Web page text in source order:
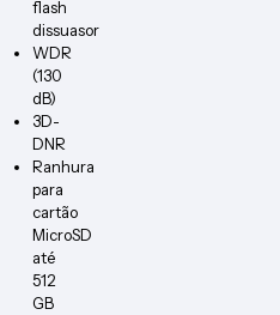
flash
dissuasor
WDR
(130
dB)
3D-
DNR
Ranhura
para
cartão
MicroSD
até
512
GB